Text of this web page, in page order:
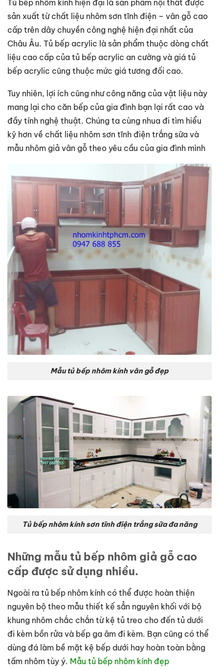
Tủ bếp nhôm kính hiện đại là sản phẩm nội thất được
sản xuất từ chất liệu nhôm sơn tĩnh điện – vân gỗ cao
cấp trên dây chuyền công nghệ hiện đại nhất của
Châu Âu. Tủ bếp acrylic là sản phẩm thuộc dòng chất
liệu cao cấp của tủ bếp acrylic an cường và giá tủ
bếp acrylic cũng thuộc mức giá tương đối cao.
Tuy nhiên, lợi ích cũng như công năng của vật liệu này
mang lại cho căn bếp của gia đình bạn lại rất cao và
đầy tính nghệ thuật. Chúng ta cùng nhua đi tìm hiểu
kỹ hơn về chất liệu nhôm sơn tĩnh điện trắng sữa và
mẫu nhôm giả vân gỗ theo yêu cầu của gia đình mình
Mẫu tủ bếp nhôm kính vân gỗ đẹp
Tủ bếp nhôm kính sơn tĩnh điện trắng sữa đa năng
Những mẫu tủ bếp nhôm giả gỗ cao
cấp được sử dụng nhiều.
Ngoài ra tủ bếp nhôm kính có thể được hoàn thiện
nguyên bộ theo mẫu thiết kế sẳn nguyên khối với bộ
khung nhôm chắc chắn từ kệ tủ treo cho đến tủ dưới
đi kèm bồn rửa và bếp ga âm đi kèm. Bạn cũng có thể
dùng đá làm bề mặt kệ bếp dưới hay hoàn toàn bằng
tấm nhôm tùy ý. Mẫu tủ bếp nhôm kính đẹp